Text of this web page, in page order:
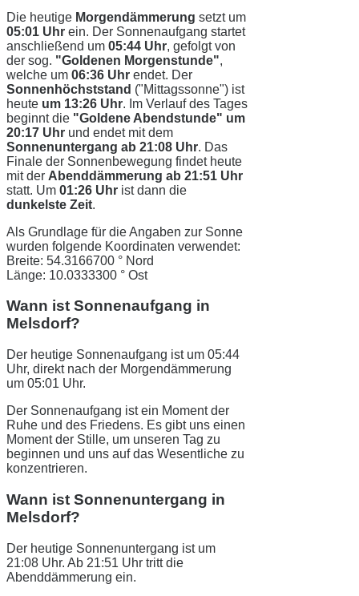
Die heutige Morgendämmerung setzt um
05:01 Uhr ein. Der Sonnenaufgang startet
anschließend um 05:44 Uhr, gefolgt von
der sog. "Goldenen Morgenstunde",
welche um 06:36 Uhr endet. Der
Sonnenhöchststand ("Mittagssonne") ist
heute um 13:26 Uhr. Im Verlauf des Tages
beginnt die "Goldene Abendstunde" um
20:17 Uhr und endet mit dem
Sonnenuntergang ab 21:08 Uhr. Das
Finale der Sonnenbewegung findet heute
mit der Abenddämmerung ab 21:51 Uhr
statt. Um 01:26 Uhr ist dann die
dunkelste Zeit.
Als Grundlage für die Angaben zur Sonne
wurden folgende Koordinaten verwendet:
Breite: 54.3166700 ° Nord
Länge: 10.0333300 ° Ost
Wann ist Sonnenaufgang in
Melsdorf?
Der heutige Sonnenaufgang ist um 05:44
Uhr, direkt nach der Morgendämmerung
um 05:01 Uhr.
Der Sonnenaufgang ist ein Moment der
Ruhe und des Friedens. Es gibt uns einen
Moment der Stille, um unseren Tag zu
beginnen und uns auf das Wesentliche zu
konzentrieren.
Wann ist Sonnenuntergang in
Melsdorf?
Der heutige Sonnenuntergang ist um
21:08 Uhr. Ab 21:51 Uhr tritt die
Abenddämmerung ein.